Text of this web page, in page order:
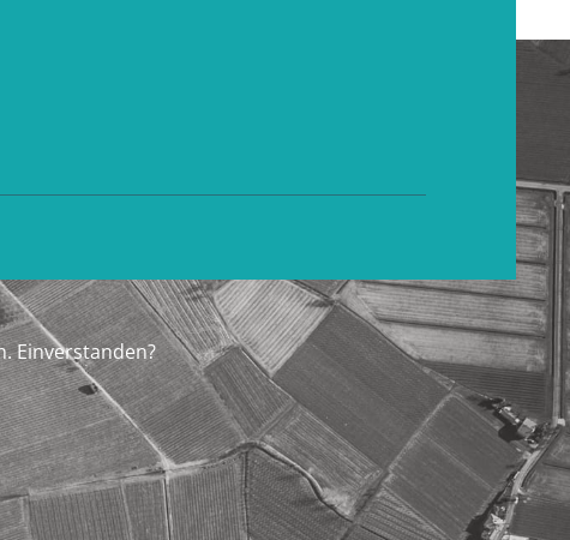
Einverstanden?